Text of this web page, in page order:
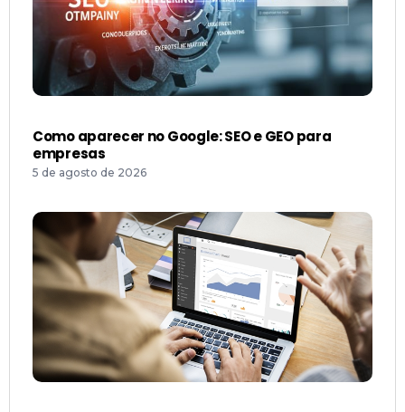
Como aparecer no Google: SEO e GEO para
empresas
5 de agosto de 2026